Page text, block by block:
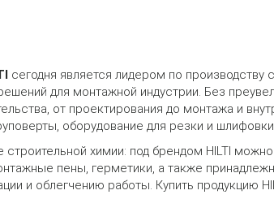
сегодня является лидером по производству
для монтажной индустрии. Без
от проектирования до монтажа и
оборудование для резки и
строительной химии: под брендом HILTI
пены, герметики, а также
и облегчению работы. Купить продукцию